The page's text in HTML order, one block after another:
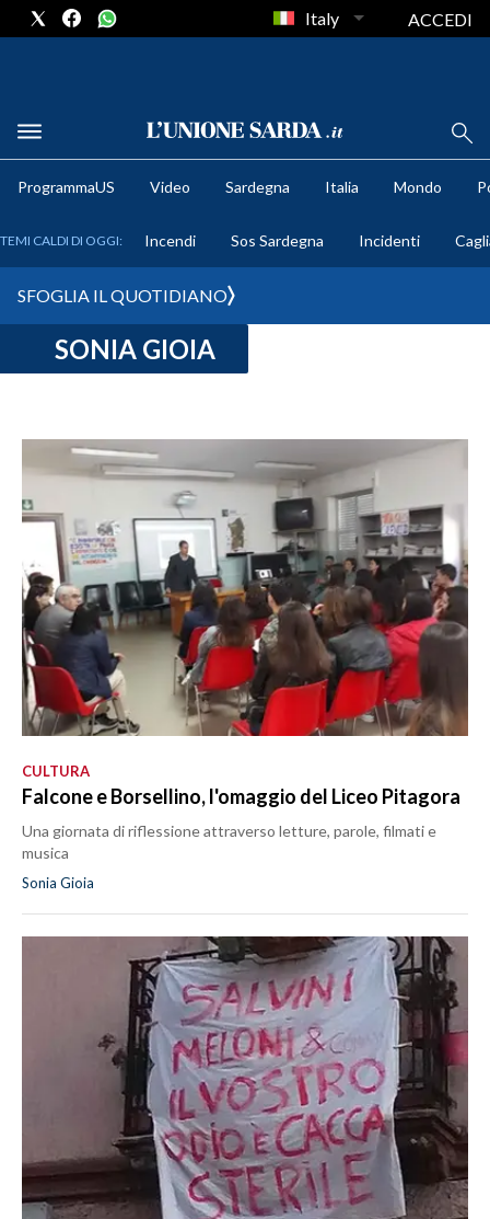
METEO
SULCIS IGLESIENTE
MEDIO CAMPIDANO
ORISTANO E PROVINCIA
SASSARI E PROVINCIA
GALLURA
NUORO E PROVINCIA
OGLIASTRA
AGENDA
ITALIA
SERVIZI ALLE IMPRESE
SPORT IN SARDEGNA
RISULTATI E CLASSIFICHE
Italy ACCEDI
ProgrammaUS Video Sardegna Italia Mondo
TEMI CALDI DI OGGI: Incendi Sos Sardegna Incidenti
SFOGLIA IL QUOTIDIANO
SONIA GIOIA
CULTURA
Falcone e Borsellino, l'omaggio del Liceo Pitagora
Una giornata di riflessione attraverso letture, parole, filmati e
musica
Sonia Gioia